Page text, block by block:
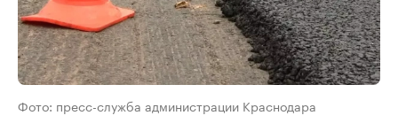
Фото: пресс-служба администрации Краснодара